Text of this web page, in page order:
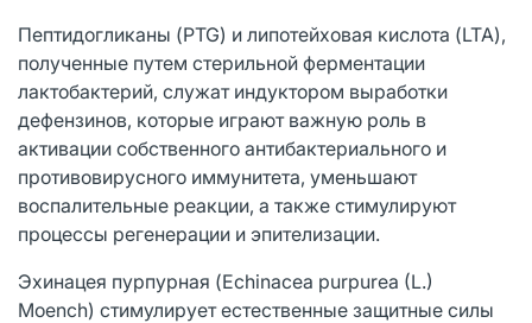
Пептидогликаны (PTG) и липотейховая кислота (LTA),
полученные путем стерильной ферментации
лактобактерий, служат индуктором выработки
дефензинов, которые играют важную роль в
активации собственного антибактериального и
противовирусного иммунитета, уменьшают
воспалительные реакции, а также стимулируют
процессы регенерации и эпителизации.
Эхинацея пурпурная (Echinacea purpurea (L.)
Moench) стимулирует естественные защитные силы